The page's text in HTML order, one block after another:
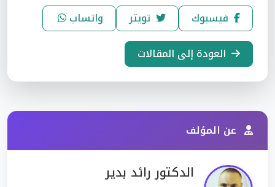
فيسبوك تويتر
واتساب
العودة إلى المقالات
عن المؤلف
الدكتور رائد بدير